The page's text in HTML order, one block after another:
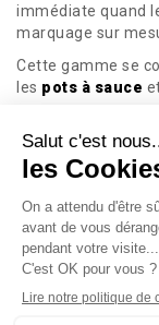
immédiate quand
marquage sur
Cette gamme se
les pots à sauce
snacking
En snacking,
pour votre burger,
et c'est un carton
immobilisé.
tester avec vos
conditionnements